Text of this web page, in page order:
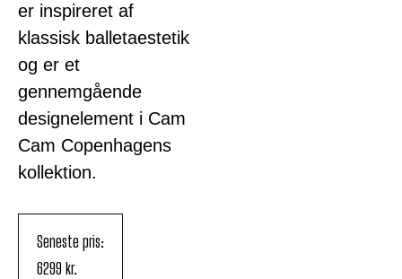
er inspireret af
klassisk balletaestetik
og er et
gennemgående
designelement i Cam
Cam Copenhagens
kollektion.
Seneste pris:
6299kr.